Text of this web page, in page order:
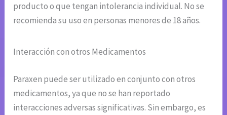
producto o que tengan intolerancia individual. No se
recomienda su uso en personas menores de 18 años.
Interacción con otros Medicamentos
Paraxen puede ser utilizado en conjunto con otros
medicamentos, ya que no se han reportado
interacciones adversas significativas. Sin embargo, es